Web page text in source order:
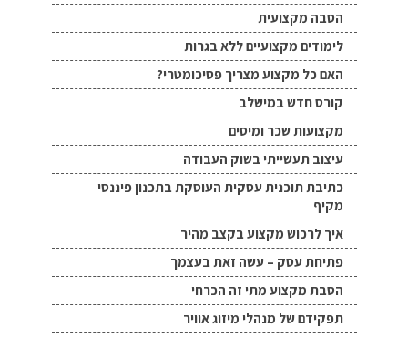
הסבה מקצועית
לימודים מקצועיים ללא בגרות
האם כל מקצוע מצריך פסיכומטרי?
קורס חדש במישלב
מקצועות שכר ומיסים
עיצוב תעשייתי בשוק העבודה
כתיבת תוכנית עסקית העוסקת בתכנון פיננסי
מקיף
איך לרכוש מקצוע בקצב מהיר
פתיחת עסק – עשה זאת בעצמך
הסבת מקצוע מתי זה הכרחי
תפקידם של מנהלי מיזוג אוויר